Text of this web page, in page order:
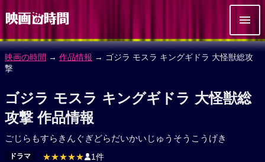
映画の時間 → 作品情報 → ゴジラ モスラ キングギドラ 大怪獣総攻
撃
ゴジラ モスラ キングギドラ 大怪獣総
攻撃 作品情報
ごじらもすらきんぐぎどらだいかいじゅうそうこうげき
ドラマ ★★★★★ 1件